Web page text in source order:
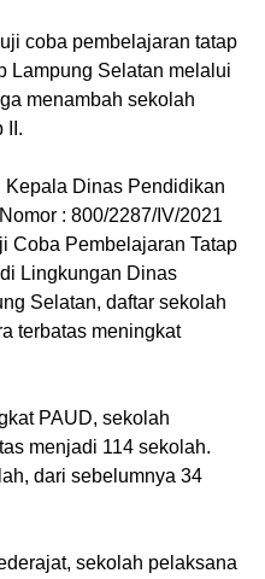
coba pembelajaran tatap
Lampung Selatan melalui
menambah sekolah
II.
Kepala Dinas Pendidikan
: 800/2287/IV/2021
Coba Pembelajaran Tatap
Lingkungan Dinas
Selatan, daftar sekolah
terbatas meningkat
PAUD, sekolah
menjadi 114 sekolah.
dari sebelumnya 34
sekolah pelaksana